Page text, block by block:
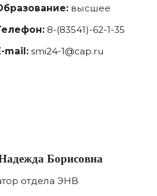
высшее
8-(83541)-62-1-35
mail: smi24-1@cap.ru
Борисовна
отдела ЭНВ